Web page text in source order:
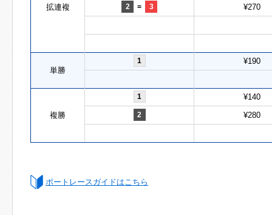
拡連複 2 = 3 ¥270
単勝
1 ¥190
複勝
1 ¥140
2 ¥280
ボートレースガイドはこちら